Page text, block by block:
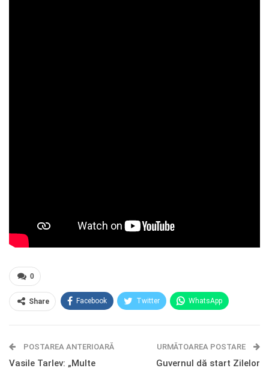
0
Share Facebook Twitter WhatsApp
Telegram OK.ru
POSTAREA ANTERIOARĂ
Vasile Tarlev: „Multe
URMĂTOAREA POSTARE
Guvernul dă start Zilelor